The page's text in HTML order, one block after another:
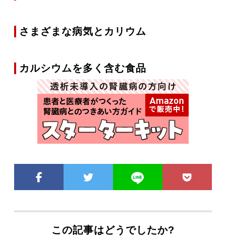
さまざまな病気とカリウム
カルシウムを多く含む食品
この記事はどうでしたか?